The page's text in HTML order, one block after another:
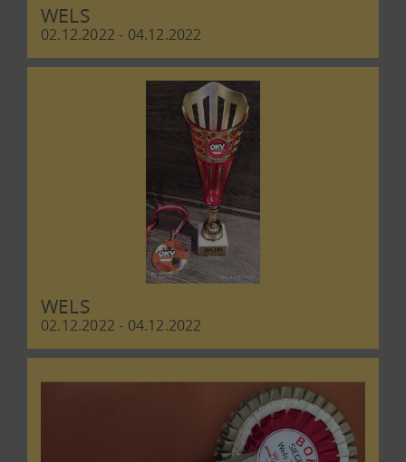
WELS
02.12.2022 - 04.12.2022
WELS
02.12.2022 - 04.12.2022